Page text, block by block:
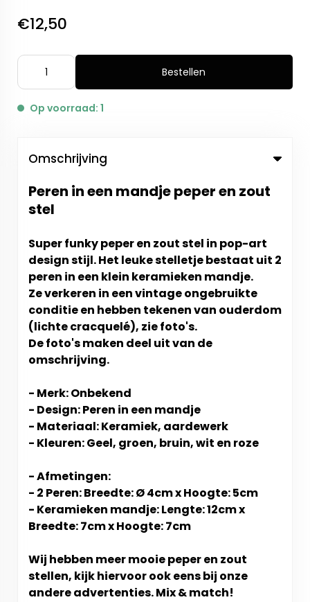
€12,50
Bestellen
Op voorraad: 1
Omschrijving
Peren in een mandje peper en zout
stel
Super funky peper en zout stel in pop-art
design stijl. Het leuke stelletje bestaat uit 2
peren in een klein keramieken mandje.
Ze verkeren in een vintage ongebruikte
conditie en hebben tekenen van ouderdom
(lichte cracquelé), zie foto's.
De foto's maken deel uit van de
omschrijving.
- Merk: Onbekend
- Design: Peren in een mandje
- Materiaal: Keramiek, aardewerk
- Kleuren: Geel, groen, bruin, wit en roze
- Afmetingen:
- 2 Peren: Breedte: Ø 4cm x Hoogte: 5cm
- Keramieken mandje: Lengte: 12cm x
Breedte: 7cm x Hoogte: 7cm
Wij hebben meer mooie peper en zout
stellen, kijk hiervoor ook eens bij onze
andere advertenties. Mix & match!